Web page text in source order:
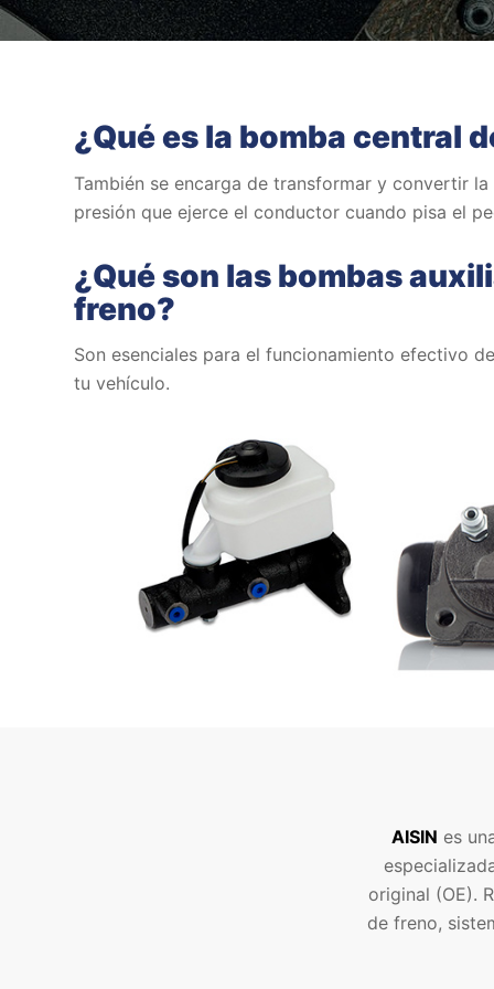
¿Qué es la bomba central
También se encarga de transformar y convertir
presión que ejerce el conductor cuando pisa el
¿Qué son las bombas
freno?
Son esenciales para el funcionamiento efectivo
tu vehículo.
AISIN es
original (OE).
de freno,